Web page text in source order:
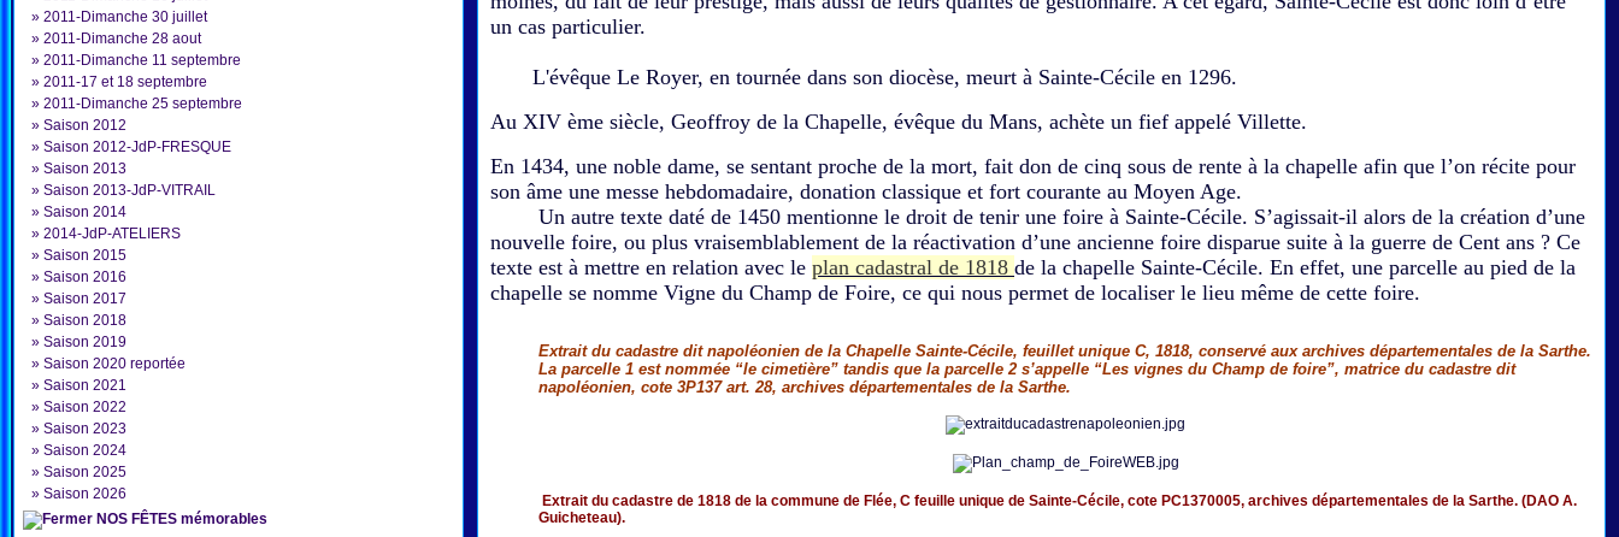
» 2011-Dimanche 30 juillet
» 2011-Dimanche 28 aout
» 2011-Dimanche 11 septembre
» 2011-17 et 18 septembre
» 2011-Dimanche 25 septembre
» Saison 2012
» Saison 2012-JdP-FRESQUE
» Saison 2013
» Saison 2013-JdP-VITRAIL
» Saison 2014
» 2014-JdP-ATELIERS
» Saison 2015
» Saison 2016
» Saison 2017
» Saison 2018
» Saison 2019
» Saison 2020 reportée
» Saison 2021
» Saison 2022
» Saison 2023
» Saison 2024
» Saison 2025
» Saison 2026
NOS FÊTES mémorables
un cas particulier.
L'évêque Le Royer, en tournée dans son diocèse, meurt à Sainte-Cécile en 1296.
Au XIV ème siècle, Geoffroy de la Chapelle, évêque du Mans, achète un fief appelé Villette.
En 1434, une noble dame, se sentant proche de la mort, fait don de cinq sous de rente à la chapelle afin que l’on récite pour
son âme une messe hebdomadaire, donation classique et fort courante au Moyen Age.
Un autre texte daté de 1450 mentionne le droit de tenir une foire à Sainte-Cécile. S’agissait-il alors de la création d’une
nouvelle foire, ou plus vraisemblablement de la réactivation d’une ancienne foire disparue suite à la guerre de Cent ans ? Ce
texte est à mettre en relation avec le plan cadastral de 1818 de la chapelle Sainte-Cécile. En effet, une parcelle au pied de la
chapelle se nomme Vigne du Champ de Foire, ce qui nous permet de localiser le lieu même de cette foire.
Extrait du cadastre dit napoléonien de la Chapelle Sainte-Cécile, feuillet unique C, 1818, conservé aux archives départementales de la Sarthe.
La parcelle 1 est nommée “le cimetière” tandis que la parcelle 2 s’appelle “Les vignes du Champ de foire”, matrice du cadastre dit
napoléonien, cote 3P137 art. 28, archives départementales de la Sarthe.
Extrait du cadastre de 1818 de la commune de Flée, C feuille unique de Sainte-Cécile, cote PC1370005, archives départementales de la Sarthe. (DAO A.
Guicheteau).